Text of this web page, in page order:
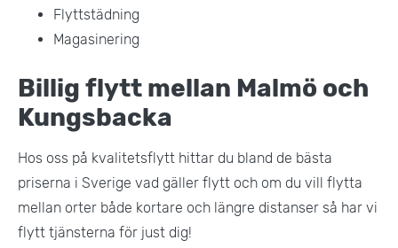
Flyttstädning
Magasinering
Billig flytt mellan Malmö och
Kungsbacka
Hos oss på kvalitetsflytt hittar du bland de bästa
priserna i Sverige vad gäller flytt och om du vill flytta
mellan orter både kortare och längre distanser så har vi
flytt tjänsterna för just dig!